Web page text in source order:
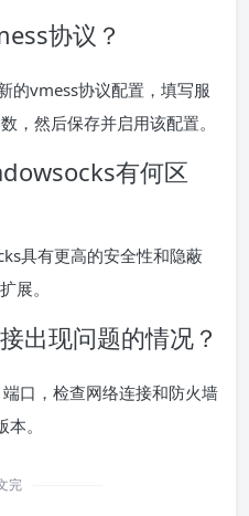
协议？
的vmess协议配置，填写服
，然后保存并启用该配置。
有何区
具有更高的安全性和隐蔽
展。
出现问题的情况？
口，检查网络连接和防火墙
。
完